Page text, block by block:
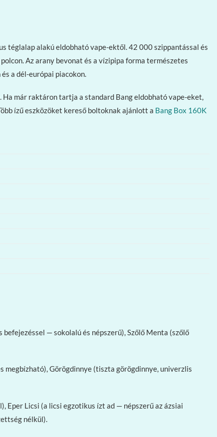
téglalap alakú eldobható vape-ektől. 42 000 szippantással és
Az arany bevonat és a vízipipa forma természetes
a dél-európai piacokon.
már raktáron tartja a standard Bang eldobható vape-eket,
ízű eszközöket kereső boltoknak ajánlott a Bang Box 160K
— sokolalú és népszerű), Szőlő Menta (szőlő
megbízható), Görögdinnye (tiszta görögdinnye, univerzlis
Eper Licsi (a licsi egzotikus ízt ad — népszerű az ázsiai
nélkül).